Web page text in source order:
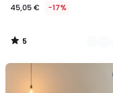
45,05 € -17%
5
/